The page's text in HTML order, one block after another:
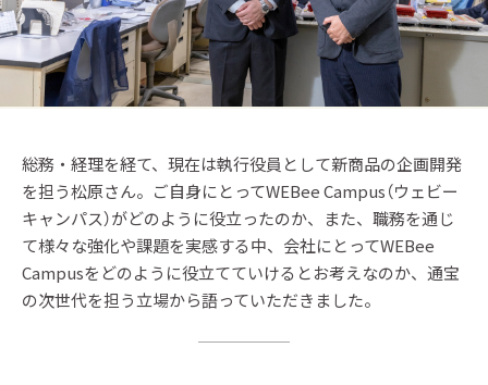
総務・経理を経て、現在は執行役員として新商品の企画開発
を担う松原さん。ご自身にとってWEBee Campus（ウェビー
キャンパス）がどのように役立ったのか、また、職務を通じ
て様々な強化や課題を実感する中、会社にとってWEBee
Campusをどのように役立てていけるとお考えなのか、通宝
の次世代を担う立場から語っていただきました。